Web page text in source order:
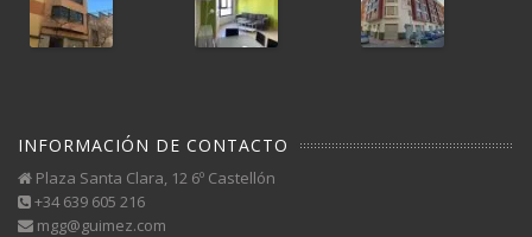
INFORMACIÓN DE CONTACTO
Plaza Santa Clara, 12 6º Castellón
+34 639 605 216
mgg@guimez.com